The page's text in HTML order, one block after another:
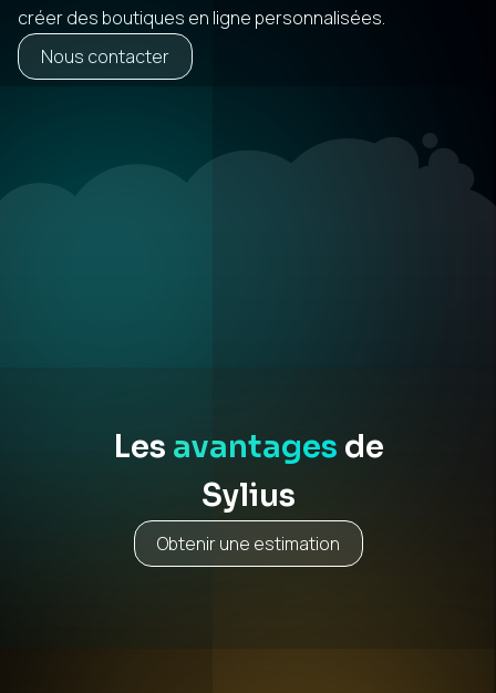
créer des boutiques en ligne personnalisées.
Nous contacter
Les avantages de
Sylius
Obtenir une estimation